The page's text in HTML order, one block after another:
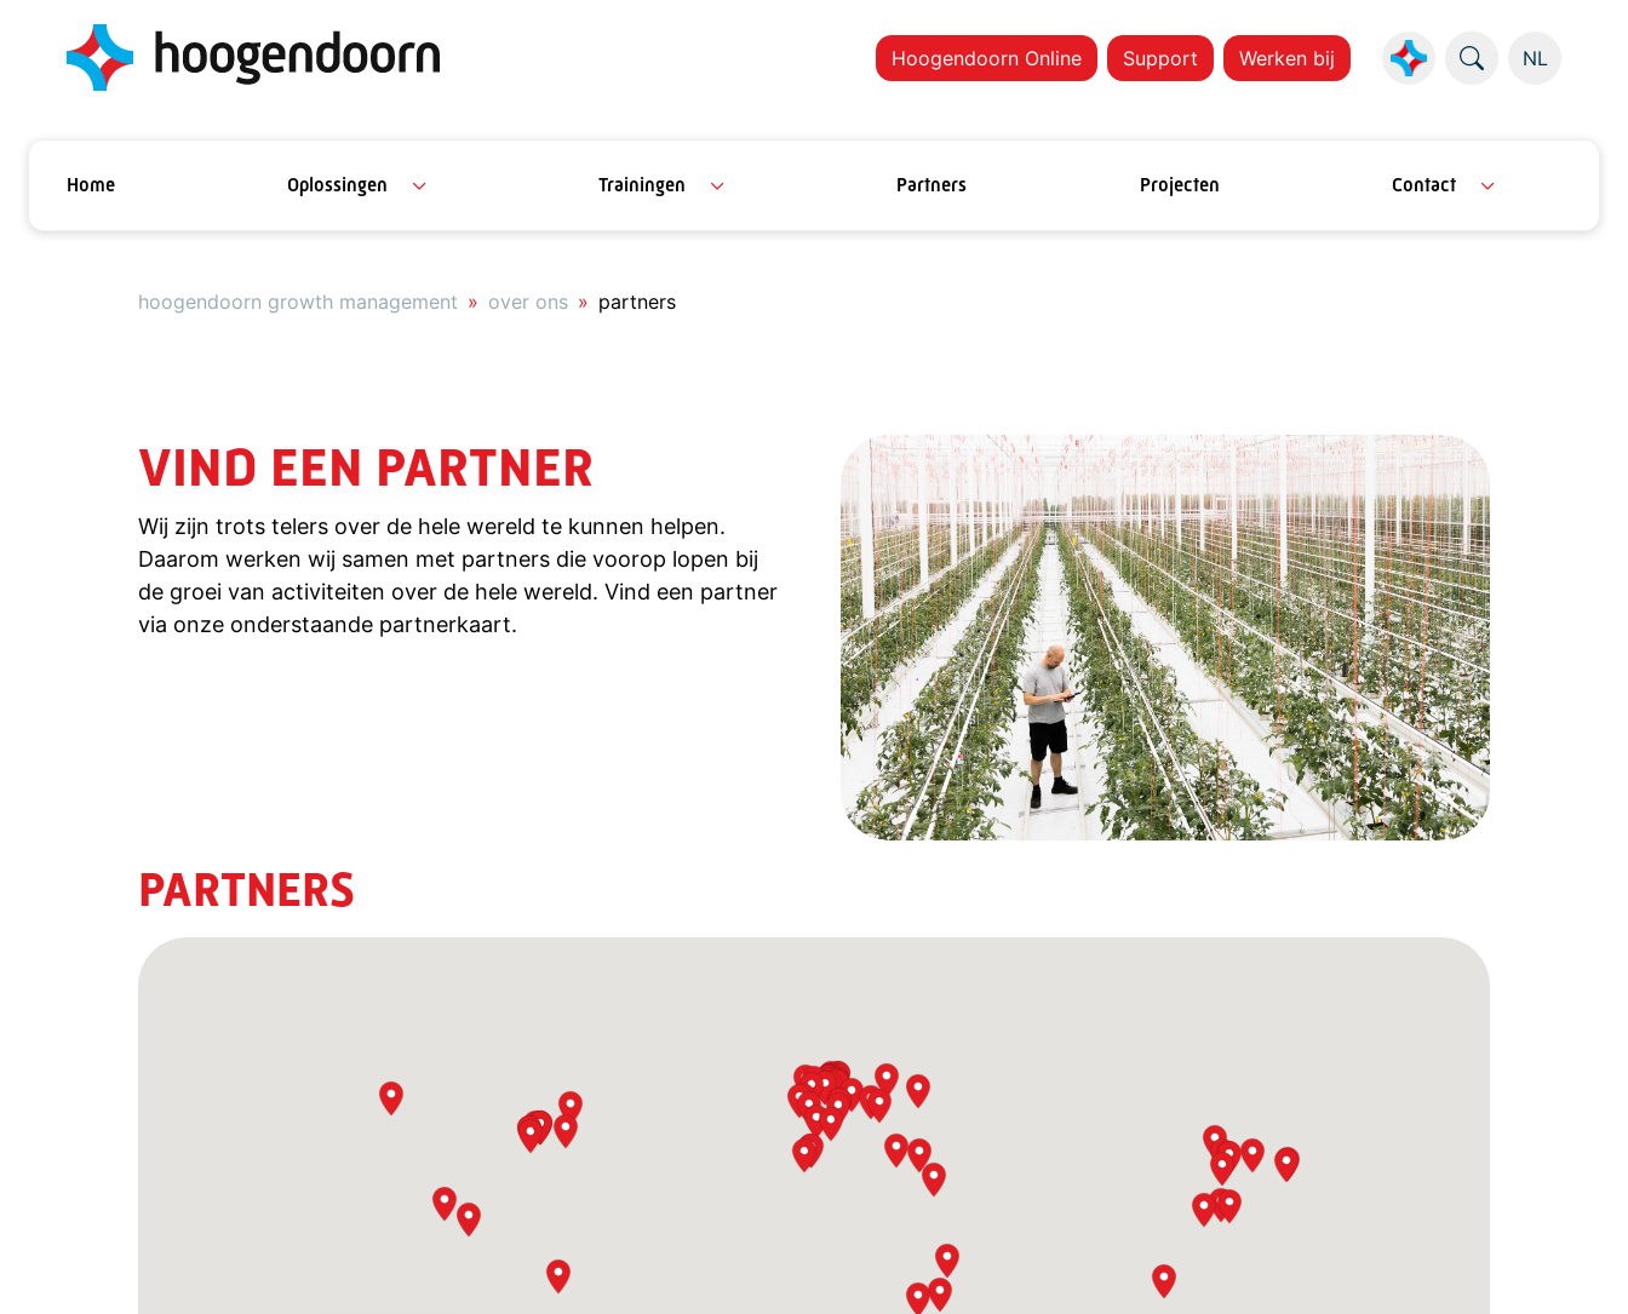
Hoogendoorn Online Support Werken bij NL
Home Oplossingen Trainingen Partners Projecten Contact
hoogendoorn growth management over ons partners
VIND EEN PARTNER
Wij zijn trots telers over de hele wereld te kunnen helpen.
Daarom werken wij samen met partners die voorop lopen bij
de groei van activiteiten over de hele wereld. Vind een partner
via onze onderstaande partnerkaart.
PARTNERS